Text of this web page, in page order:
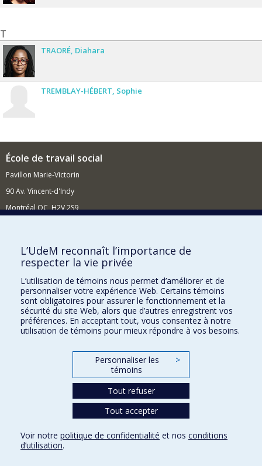
T
TRAORÉ Diahara
TREMBLAY-HÉBERT Sophie
École de travail social
Pavillon Marie-Victorin
90 Av. Vincent-d'Indy
Montréal QC H2V 2S9
Comment soutenir l'École?
BESOIN D'AIDE?
Plan du site
Signaler une erreur
Accessibilité
FACULTÉ DES ARTS ET DES SCIENCES
Nos départements et écoles
Conditions d’utilisation
L’UdeM reconnaît l’importance de
respecter la vie privée
L’utilisation de témoins nous permet d’améliorer et de
personnaliser votre expérience Web. Certains témoins
sont obligatoires pour assurer le fonctionnement et la
sécurité du site Web, alors que d’autres enregistrent vos
préférences. En acceptant tout, vous consentez à notre
utilisation de témoins pour mieux répondre à vos besoins.
Personnaliser les
témoins
>
Tout refuser
Tout accepter
Voir notre politique de confidentialité et nos conditions
d’utilisation.